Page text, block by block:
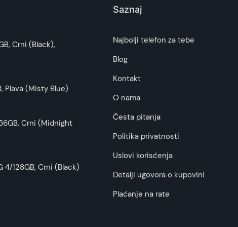
budu što tačnije i detaljnije ali ne može da
Crni (Black),
Plava (Misty Blue)
Crni (Midnight
4/128GB, Crni (Black)
Saznaj
Najbolji telefon za tebe
Blog
Kontakt
O nama
Česta pitanja
Politika privatnosti
Uslovi korisćenja
Detalji ugovora o kupovini
Plaćanje na rate